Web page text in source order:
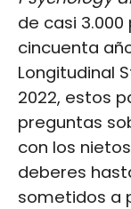
de casi 3.000
cincuenta
Longitudinal
2022, estos
preguntas
con los
deberes
sometidos a